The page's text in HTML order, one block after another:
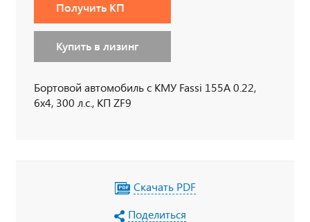
Получить КП
Купить в лизинг
Бортовой автомобиль с КМУ Fassi 155А 0.22,
6х4, 300 л.с., КП ZF9
Скачать PDF
Поделиться